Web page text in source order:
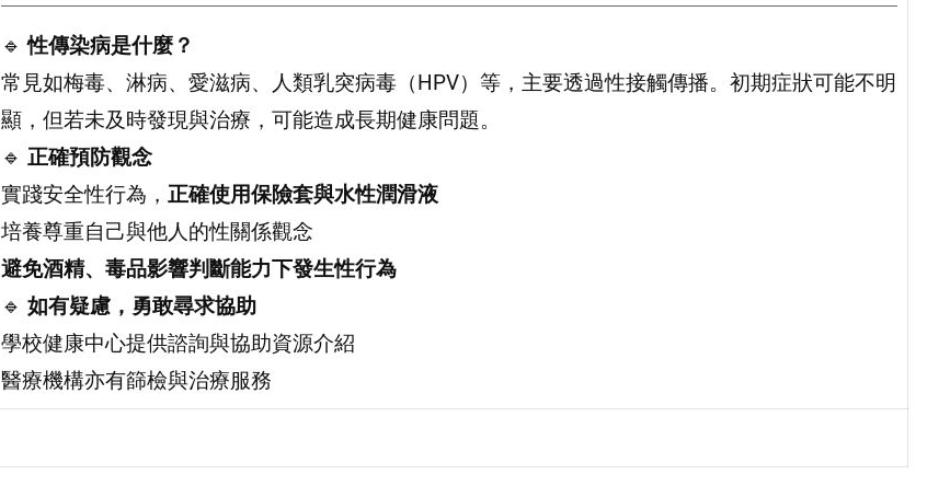
🔹性傳染病是什麼？
常見如梅毒、淋病、愛滋病、人類乳突病毒（HPV）等，主要透過性接觸傳播。初期症狀可能不明
顯，但若未及時發現與治療，可能造成長期健康問題。
🔹 正確預防觀念
實踐安全性行為， 正確使用保險套與水性潤滑液
培養尊重自己與他人的性關係觀念
避免酒精、毒品影響判斷能力下發生性行為
🔹 如有疑慮，勇敢尋求協助
學校健康中心提供諮詢與協助資源介紹
醫療機構亦有篩檢與治療服務